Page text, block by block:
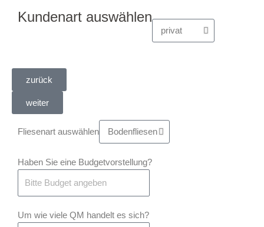
Kundenart auswählen
zurück
weiter
Fliesenart auswählen
Haben Sie eine Budgetvorstellung?
Um wie viele QM handelt es sich?